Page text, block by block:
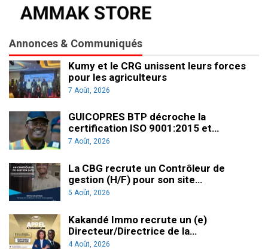
Annonces & Communiqués
Kumy et le CRG unissent leurs forces
pour les agriculteurs
7 Août, 2026
GUICOPRES BTP décroche la
certification ISO 9001:2015 et…
7 Août, 2026
La CBG recrute un Contrôleur de
gestion (H/F) pour son site…
5 Août, 2026
Kakandé Immo recrute un (e)
Directeur/Directrice de la…
4 Août, 2026